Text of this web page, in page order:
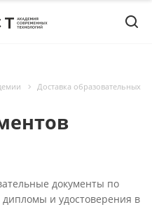
Доставка образовательных
документы по
и удостоверения в